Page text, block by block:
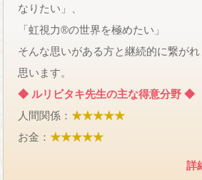
なりたい」、
「虹視力®の世界を極めたい」
そんな思いがある方と継続的に繋がれ
思います。
◆ ルリビタキ先生の主な得意分野 ◆
人間関係：★★★★★
お金：★★★★★
詳